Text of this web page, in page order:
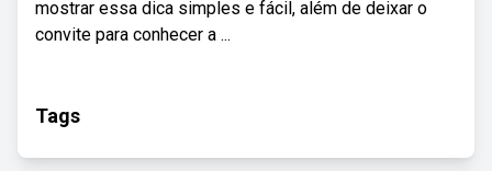
mostrar essa dica simples e fácil, além de deixar o
convite para conhecer a ...
Tags